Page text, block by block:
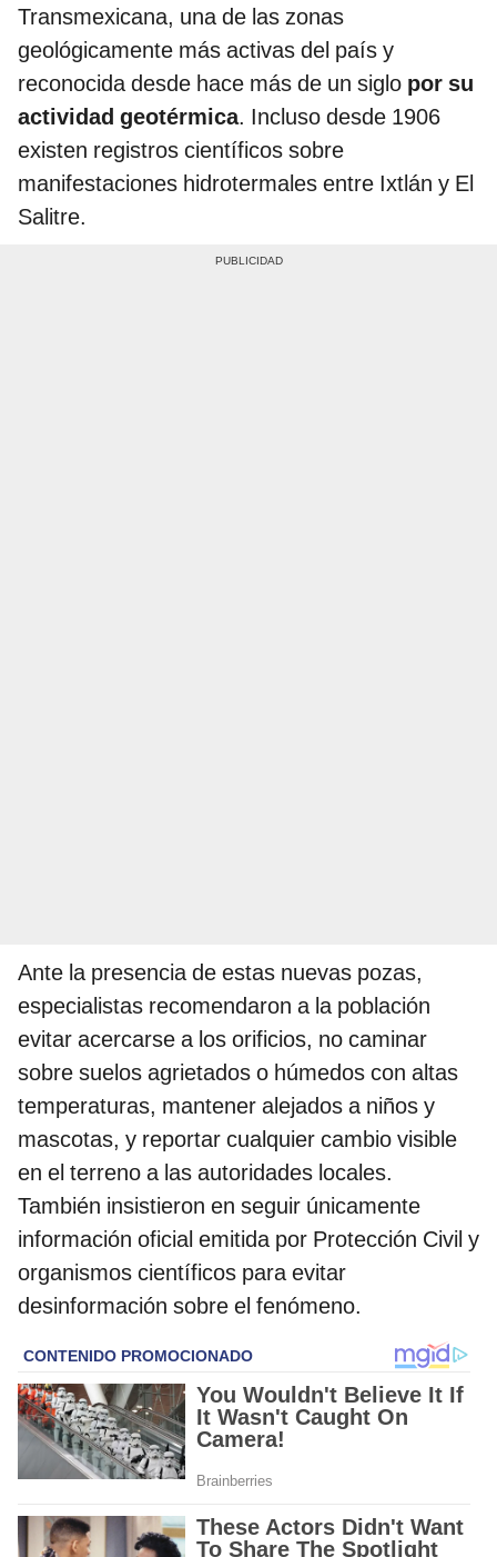
Transmexicana, una de las zonas
geológicamente más activas del país y
reconocida desde hace más de un siglo por su
actividad geotérmica. Incluso desde 1906
existen registros científicos sobre
manifestaciones hidrotermales entre Ixtlán y El
Salitre.
Ante la presencia de estas nuevas pozas,
especialistas recomendaron a la población
evitar acercarse a los orificios, no caminar
sobre suelos agrietados o húmedos con altas
temperaturas, mantener alejados a niños y
mascotas, y reportar cualquier cambio visible
en el terreno a las autoridades locales.
También insistieron en seguir únicamente
información oficial emitida por Protección Civil y
organismos científicos para evitar
desinformación sobre el fenómeno.